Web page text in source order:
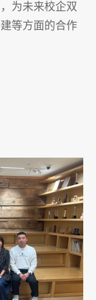
为未来校企双
等方面的合作